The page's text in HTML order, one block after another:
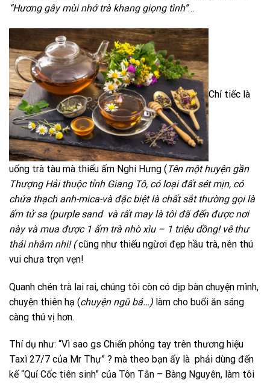
“Hương gây mùi nhớ trà khang giọng tình”…
Chỉ tiếc là
uống trà tàu mà thiếu ấm Nghi Hưng (Tên một huyện gần
Thượng Hải thuộc tỉnh Giang Tô, có loại đất sét mịn, có
chứa thạch anh-mica-và đặc biệt là chất sắt thường gọi là
ấm tử sa (purple sand và rất may là tôi đã đến được nơi
này và mua được 1 ấm trà nhò xìu – 1 triệu dồng! vê thư
thái nhâm nhi! (cũng như thiếu ngừơi đẹp hầu trà, nên thú
vui chưa trọn vẹn!
Quanh chén trà lai rai, chúng tôi còn có dịp bàn chuyện mình,
chuyện thiên hạ (chuyện ngũ bá…) làm cho buổi ăn sáng
càng thú vị hơn.
Thí dụ như: “Vì sao gs Chiến phỏng tay trên thương hiệu
Taxì 27/7 của Mr Thự” ? mà theo bạn ấy là phải dùng đến
kế “Quỉ Cốc tiên sinh” của Tôn Tẫn – Bàng Nguyên, làm tôi